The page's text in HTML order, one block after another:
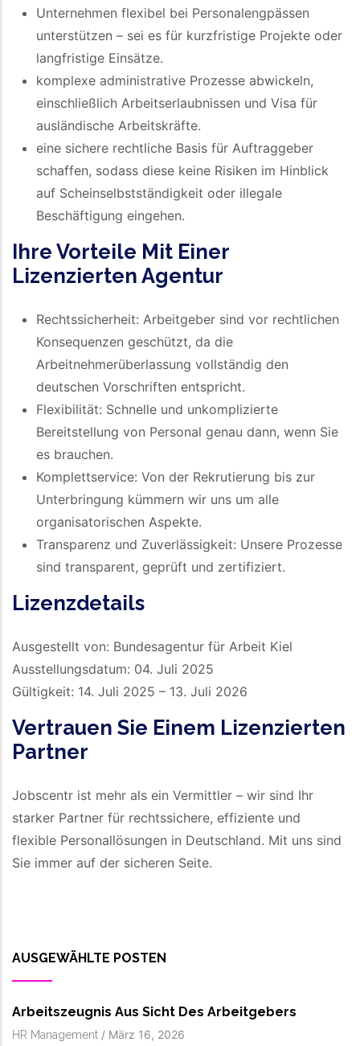
Unternehmen flexibel bei Personalengpässen
unterstützen – sei es für kurzfristige Projekte oder
langfristige Einsätze.
komplexe administrative Prozesse abwickeln,
einschließlich Arbeitserlaubnissen und Visa für
ausländische Arbeitskräfte.
eine sichere rechtliche Basis für Auftraggeber
schaffen, sodass diese keine Risiken im Hinblick
auf Scheinselbstständigkeit oder illegale
Beschäftigung eingehen.
Ihre Vorteile Mit Einer
Lizenzierten Agentur
Rechtssicherheit: Arbeitgeber sind vor rechtlichen
Konsequenzen geschützt, da die
Arbeitnehmerüberlassung vollständig den
deutschen Vorschriften entspricht.
Flexibilität: Schnelle und unkomplizierte
Bereitstellung von Personal genau dann, wenn Sie
es brauchen.
Komplettservice: Von der Rekrutierung bis zur
Unterbringung kümmern wir uns um alle
organisatorischen Aspekte.
Transparenz und Zuverlässigkeit: Unsere Prozesse
sind transparent, geprüft und zertifiziert.
Lizenzdetails
Ausgestellt von: Bundesagentur für Arbeit Kiel
Ausstellungsdatum: 04. Juli 2025
Gültigkeit: 14. Juli 2025 – 13. Juli 2026
Vertrauen Sie Einem Lizenzierten
Partner
Jobscentr ist mehr als ein Vermittler – wir sind Ihr
starker Partner für rechtssichere, effiziente und
flexible Personallösungen in Deutschland. Mit uns sind
Sie immer auf der sicheren Seite.
AUSGEWÄHLTE POSTEN
Arbeitszeugnis Aus Sicht Des Arbeitgebers
HR Management / März 16, 2026